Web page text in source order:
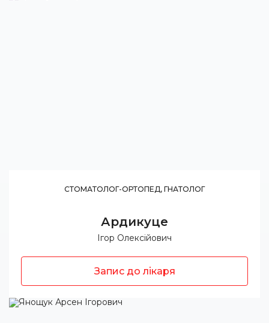
СТОМАТОЛОГ-ОРТОПЕД, ГНАТОЛОГ
Ардикуце
Ігор Олексійович
Запис до лікаря